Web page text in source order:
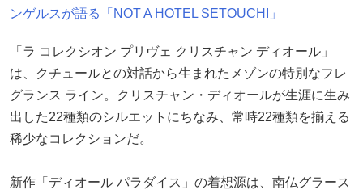
ンゲルスが語る「NOT A HOTEL SETOUCHI」
「ラ コレクシオン プリヴェ クリスチャン ディオール」
は、クチュールとの対話から生まれたメゾンの特別なフレ
グランス ライン。クリスチャン・ディオールが生涯に生み
出した22種類のシルエットにちなみ、常時22種類を揃える
稀少なコレクションだ。
新作「ディオール パラダイス」の着想源は、南仏グラース